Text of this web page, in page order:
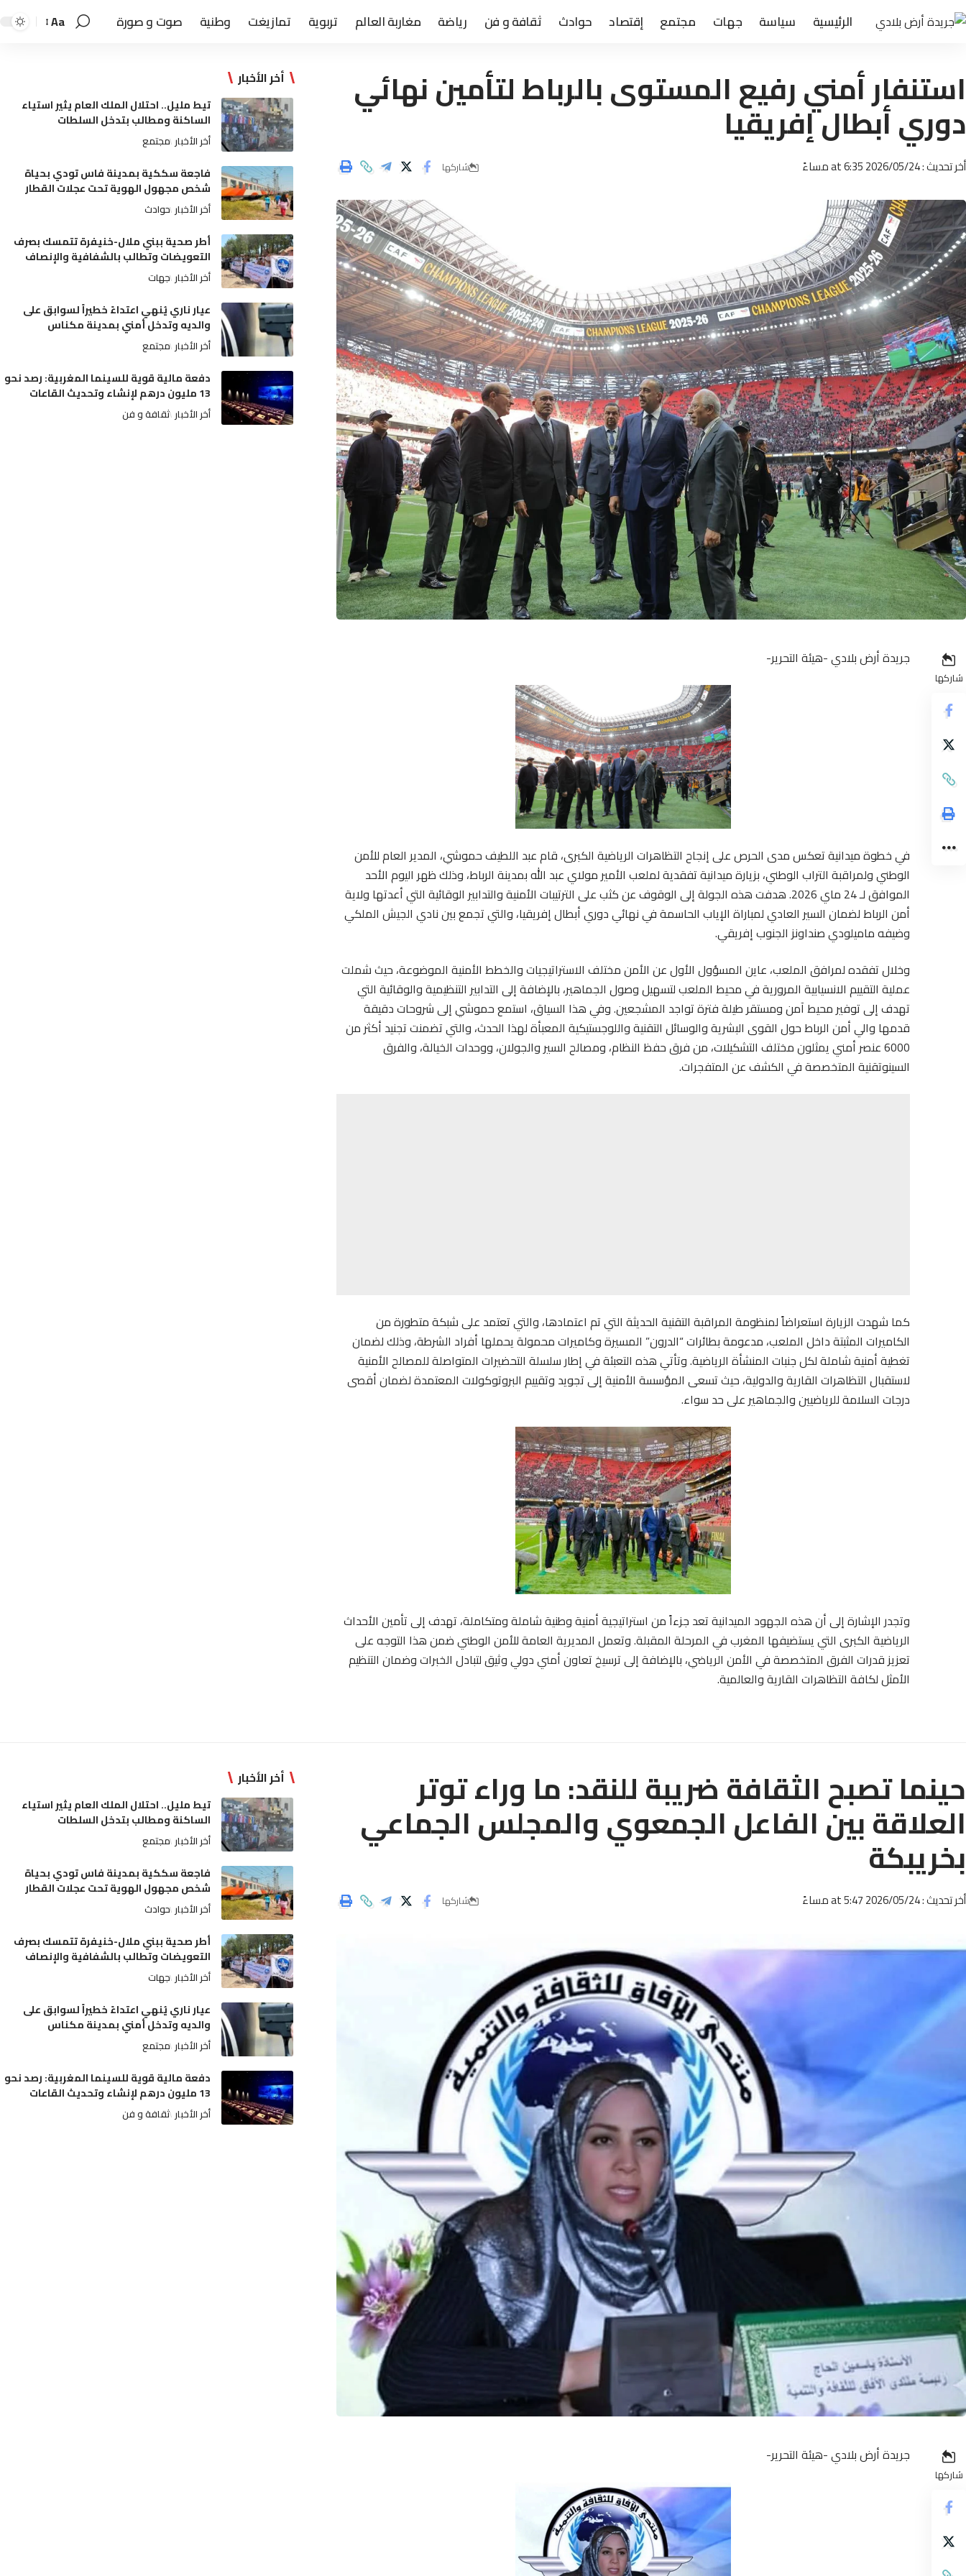
الرئيسية سياسة جهات مجتمع إقتصاد حوادث ثقافة و فن رياضة مغاربة العالم تربوية تمازيغت وطنية صوت و صورة Aa
استنفار أمني رفيع المستوى بالرباط لتأمين نهائي
دوري أبطال إفريقيا
أخر تحديث : 2026/05/24 at 6:35 مساءً شاركها
شاركها
جريدة أرض بلادي -هيئة التحرير-
في خطوة ميدانية تعكس مدى الحرص على إنجاح التظاهرات الرياضية الكبرى، قام عبد اللطيف حموشي، المدير العام للأمن
الوطني ولمراقبة التراب الوطني، بزيارة ميدانية تفقدية لملعب الأمير مولاي عبد الله بمدينة الرباط، وذلك ظهر اليوم الأحد
الموافق لـ 24 ماي 2026. هدفت هذه الجولة إلى الوقوف عن كثب على الترتيبات الأمنية والتدابير الوقائية التي أعدتها ولاية
أمن الرباط لضمان السير العادي لمباراة الإياب الحاسمة في نهائي دوري أبطال إفريقيا، والتي تجمع بين نادي الجيش الملكي
وضيفه ماميلودي صنداونز الجنوب إفريقي.
وخلال تفقده لمرافق الملعب، عاين المسؤول الأول عن الأمن مختلف الاستراتيجيات والخطط الأمنية الموضوعة، حيث شملت
عملية التقييم الانسيابية المرورية في محيط الملعب لتسهيل وصول الجماهير، بالإضافة إلى التدابير التنظيمية والوقائية التي
تهدف إلى توفير محيط آمن ومستقر طيلة فترة تواجد المشجعين. وفي هذا السياق، استمع حموشي إلى شروحات دقيقة
قدمها والي أمن الرباط حول القوى البشرية والوسائل التقنية واللوجستيكية المعبأة لهذا الحدث، والتي تضمنت تجنيد أكثر من
6000 عنصر أمني يمثلون مختلف التشكيلات، من فرق حفظ النظام، ومصالح السير والجولان، ووحدات الخيالة، والفرق
السينوتقنية المتخصصة في الكشف عن المتفجرات.
كما شهدت الزيارة استعراضاً لمنظومة المراقبة التقنية الحديثة التي تم اعتمادها، والتي تعتمد على شبكة متطورة من
الكاميرات المثبتة داخل الملعب، مدعومة بطائرات “الدرون” المسيرة وكاميرات محمولة يحملها أفراد الشرطة، وذلك لضمان
تغطية أمنية شاملة لكل جنبات المنشأة الرياضية. وتأتي هذه التعبئة في إطار سلسلة التحضيرات المتواصلة للمصالح الأمنية
لاستقبال التظاهرات القارية والدولية، حيث تسعى المؤسسة الأمنية إلى تجويد وتقييم البروتوكولات المعتمدة لضمان أقصى
درجات السلامة للرياضيين والجماهير على حد سواء.
وتجدر الإشارة إلى أن هذه الجهود الميدانية تعد جزءاً من استراتيجية أمنية وطنية شاملة ومتكاملة، تهدف إلى تأمين الأحداث
الرياضية الكبرى التي يستضيفها المغرب في المرحلة المقبلة. وتعمل المديرية العامة للأمن الوطني ضمن هذا التوجه على
تعزيز قدرات الفرق المتخصصة في الأمن الرياضي، بالإضافة إلى ترسيخ تعاون أمني دولي وثيق لتبادل الخبرات وضمان التنظيم
الأمثل لكافة التظاهرات القارية والعالمية.
أخر الأخبار
تيط مليل.. احتلال الملك العام يثير استياء
الساكنة ومطالب بتدخل السلطات
أخر الأخبار مجتمع
فاجعة سككية بمدينة فاس تودي بحياة
شخص مجهول الهوية تحت عجلات القطار
أخر الأخبار حوادث
أطر صحية ببني ملال-خنيفرة تتمسك بصرف
التعويضات وتطالب بالشفافية والإنصاف
أخر الأخبار جهات
عيار ناري يُنهي اعتداءً خطيراً لسوابق على
والديه وتدخل أمني بمدينة مكناس
أخر الأخبار مجتمع
دفعة مالية قوية للسينما المغربية: رصد نحو
13 مليون درهم لإنشاء وتحديث القاعات
أخر الأخبار ثقافة و فن
حينما تصبح الثقافة ضريبة للنقد: ما وراء توتر
العلاقة بين الفاعل الجمعوي والمجلس الجماعي
بخريبكة
أخر تحديث : 2026/05/24 at 5:47 مساءً شاركها
شاركها
جريدة أرض بلادي -هيئة التحرير-
أخر الأخبار
تيط مليل.. احتلال الملك العام يثير استياء
الساكنة ومطالب بتدخل السلطات
أخر الأخبار مجتمع
فاجعة سككية بمدينة فاس تودي بحياة
شخص مجهول الهوية تحت عجلات القطار
أخر الأخبار حوادث
أطر صحية ببني ملال-خنيفرة تتمسك بصرف
التعويضات وتطالب بالشفافية والإنصاف
أخر الأخبار جهات
عيار ناري يُنهي اعتداءً خطيراً لسوابق على
والديه وتدخل أمني بمدينة مكناس
أخر الأخبار مجتمع
دفعة مالية قوية للسينما المغربية: رصد نحو
13 مليون درهم لإنشاء وتحديث القاعات
أخر الأخبار ثقافة و فن